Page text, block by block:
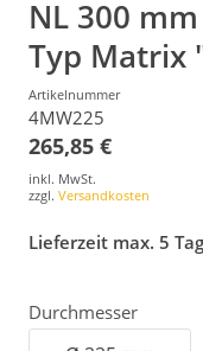
NL 300
Typ Matrix
Artikelnummer
4MW225
265,85 €
inkl. MwSt.
zzgl. Versandkosten
Lieferzeit max. 5
Durchmesser